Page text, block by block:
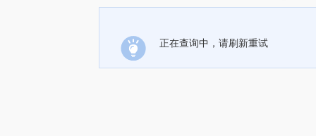
正在查询中，请刷新重试